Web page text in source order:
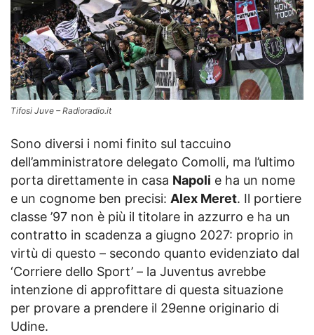
Tifosi Juve – Radioradio.it
Sono diversi i nomi finito sul taccuino
dell’amministratore delegato Comolli, ma l’ultimo
porta direttamente in casa Napoli e ha un nome
e un cognome ben precisi: Alex Meret. Il portiere
classe ’97 non è più il titolare in azzurro e ha un
contratto in scadenza a giugno 2027: proprio in
virtù di questo – secondo quanto evidenziato dal
‘Corriere dello Sport’ – la Juventus avrebbe
intenzione di approfittare di questa situazione
per provare a prendere il 29enne originario di
Udine.